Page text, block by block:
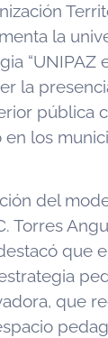
la
“UNIPAZ
la
pública
los
del
Torres
que
que